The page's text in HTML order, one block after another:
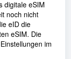
digitale eSIM
noch nicht
eID die
eSIM. Die
im